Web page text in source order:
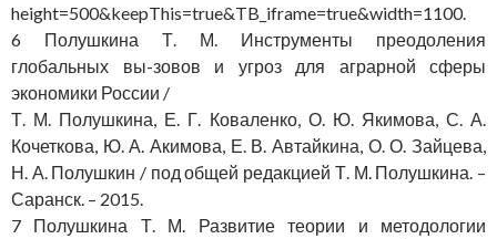
height=500&keepThis=true&TB_iframe=true&width=1100.
6 Полушкина Т. М. Инструменты преодоления
глобальных вы-зовов и угроз для аграрной сферы
экономики России /
Т. М. Полушкина, Е. Г. Коваленко, О. Ю. Якимова, С. А.
Кочеткова, Ю. А. Акимова, Е. В. Автайкина, О. О. Зайцева,
Н. А. Полушкин / под общей редакцией Т. М. Полушкина. –
Саранск. – 2015.
7 Полушкина Т. М. Развитие теории и методологии